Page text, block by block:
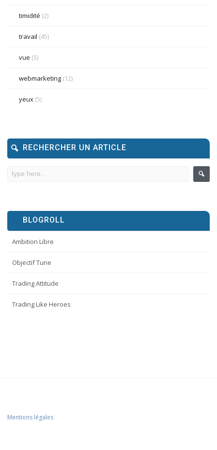
timidité (2)
travail (45)
vue (5)
webmarketing (12)
yeux (5)
RECHERCHER UN ARTICLE
BLOGROLL
Ambition Libre
Objectif Tune
Trading Attitude
Trading Like Heroes
Mentions légales